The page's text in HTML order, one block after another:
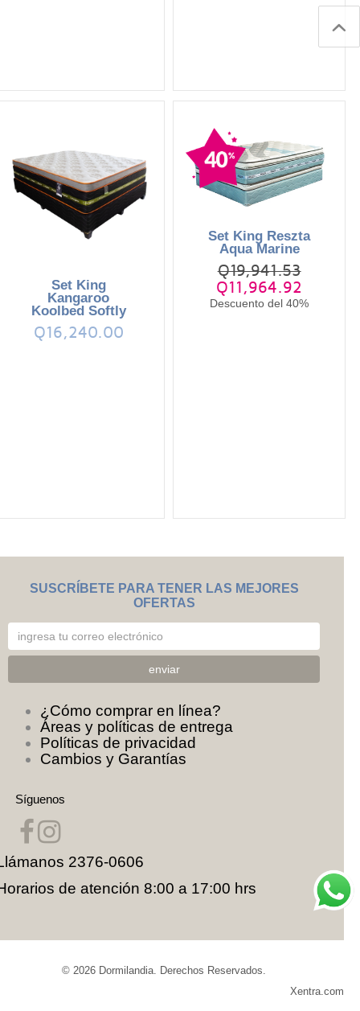
Set King
Kangaroo
Koolbed Softly
Q16,240.00
Set King Reszta
Aqua Marine
Q19,941.53
Q11,964.92
Descuento del 40%
SUSCRÍBETE PARA TENER LAS MEJORES
OFERTAS
¿Cómo comprar en línea?
Áreas y políticas de entrega
Políticas de privacidad
Cambios y Garantías
Síguenos
2376-0606
de atención 8:00 a 17:00 hrs
© 2026 Dormilandia . Derechos Reservados.
Xentra.com